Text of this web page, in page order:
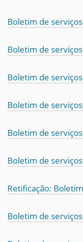
Boletim de
Boletim de
Boletim de
Boletim de
Boletim de
Boletim de
Retificação:
Boletim de